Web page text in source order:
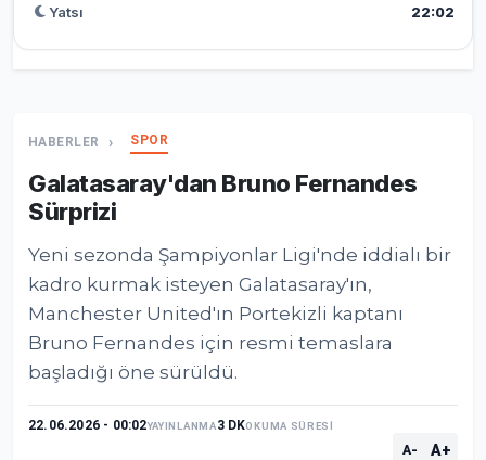
Yatsı 22:02
HABERLER SPOR
Galatasaray'dan Bruno Fernandes
Sürprizi
Yeni sezonda Şampiyonlar Ligi'nde iddialı bir
kadro kurmak isteyen Galatasaray'ın,
Manchester United'ın Portekizli kaptanı
Bruno Fernandes için resmi temaslara
başladığı öne sürüldü.
22.06.2026 - 00:02YAYINLANMA3 DKOKUMA SÜRESİ
A- A+